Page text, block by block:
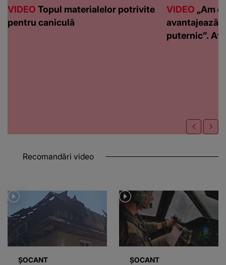
VIDEO Topul materialelor potrivite
pentru caniculă
VIDEO „Am
avantajează
puternic”.
Recomandări video
ȘOCANT ȘOCANT